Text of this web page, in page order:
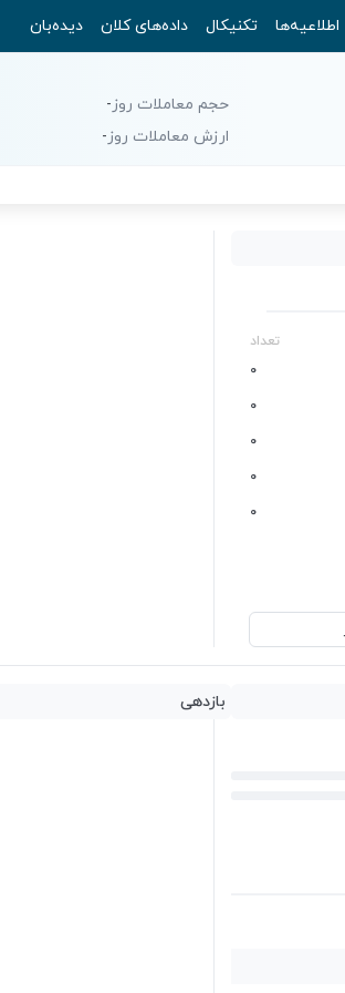
اطلاعیه‌ها تکنیکال داده‌های کلان دیده‌بان
حجم معاملات روز-
ارزش معاملات روز-
تعداد
0
0
0
0
0
بازدهی